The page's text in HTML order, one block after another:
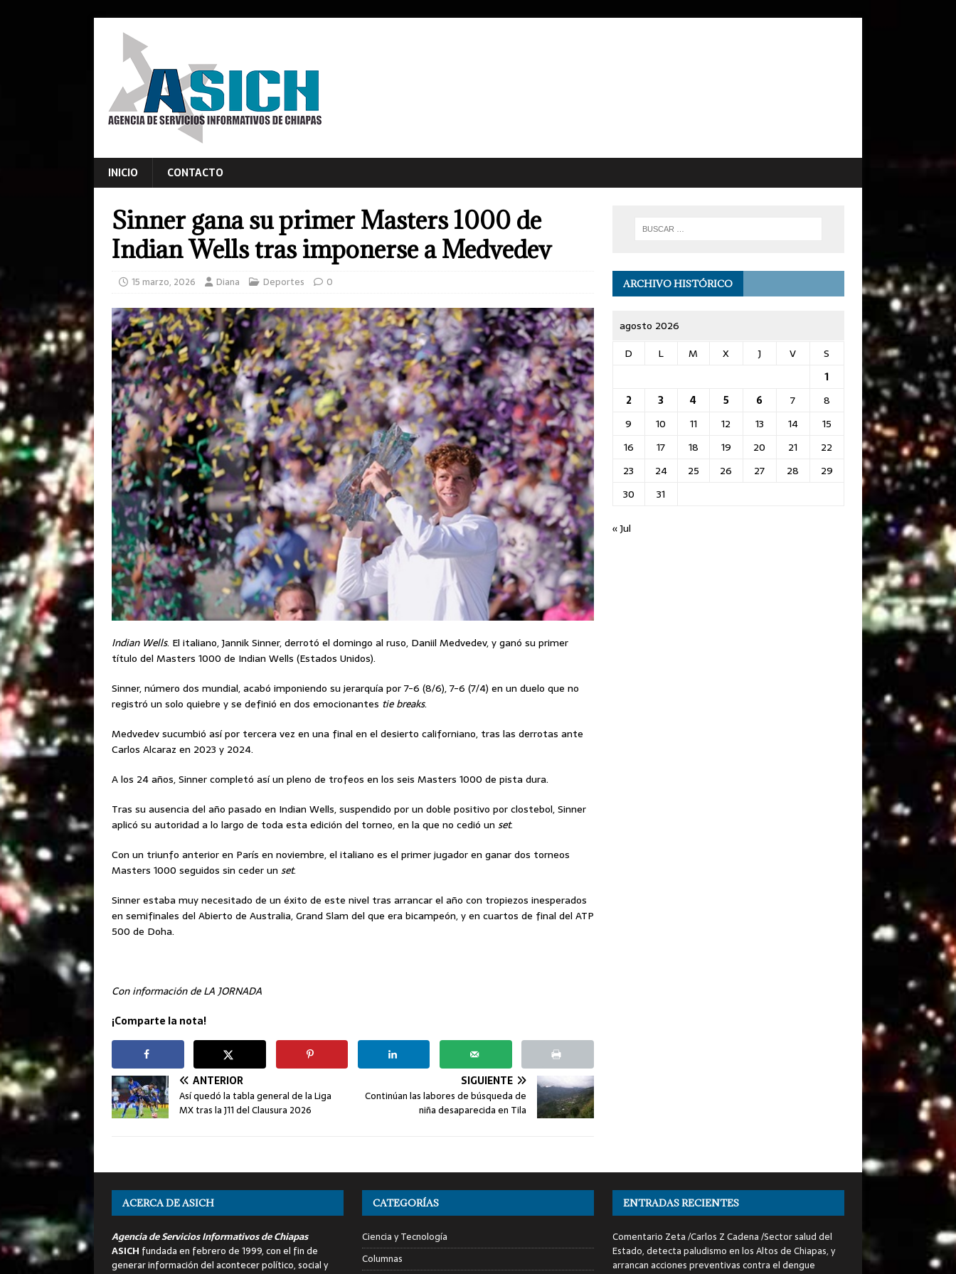
INICIO CONTACTO
Sinner gana su primer Masters 1000 de
Indian Wells tras imponerse a Medvedev
15 marzo, 2026 Diana Deportes 0
Indian Wells. El italiano, Jannik Sinner, derrotó el domingo al ruso, Daniil Medvedev, y ganó su primer
título del Masters 1000 de Indian Wells (Estados Unidos).
Sinner, número dos mundial, acabó imponiendo su jerarquía por 7-6 (8/6), 7-6 (7/4) en un duelo que no
registró un solo quiebre y se definió en dos emocionantes tie breaks.
Medvedev sucumbió así por tercera vez en una final en el desierto californiano, tras las derrotas ante
Carlos Alcaraz en 2023 y 2024.
A los 24 años, Sinner completó así un pleno de trofeos en los seis Masters 1000 de pista dura.
Tras su ausencia del año pasado en Indian Wells, suspendido por un doble positivo por clostebol, Sinner
aplicó su autoridad a lo largo de toda esta edición del torneo, en la que no cedió un set.
Con un triunfo anterior en París en noviembre, el italiano es el primer jugador en ganar dos torneos
Masters 1000 seguidos sin ceder un set.
Sinner estaba muy necesitado de un éxito de este nivel tras arrancar el año con tropiezos inesperados
en semifinales del Abierto de Australia, Grand Slam del que era bicampeón, y en cuartos de final del ATP
500 de Doha.
Con información de LA JORNADA
¡Comparte la nota!
ANTERIOR
Así quedó la tabla general de la Liga
MX tras la J11 del Clausura 2026
SIGUIENTE
Continúan las labores de búsqueda de
niña desaparecida en Tila
ARCHIVO HISTÓRICO
agosto 2026
D
L M X J V
S
1
2
3 4 5 6 7
8
9
10 11 12 13 14
15
16
17 18 19 20 21
22
23
24 25 26 27 28
29
30
31
« Jul
ACERCA DE ASICH
Agencia de Servicios Informativos de Chiapas
ASICH fundada en febrero de 1999, con el fin de
generar información del acontecer político, social y
CATEGORÍAS
Ciencia y Tecnología
Columnas
ENTRADAS RECIENTES
Comentario Zeta /Carlos Z Cadena /Sector salud del
Estado, detecta paludismo en los Altos de Chiapas, y
arrancan acciones preventivas contra el dengue